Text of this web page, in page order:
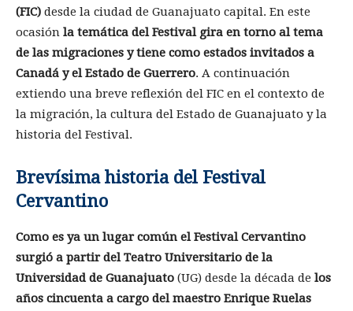
(FIC) desde la ciudad de Guanajuato capital. En este
ocasión la temática del Festival gira en torno al tema
de las migraciones y tiene como estados invitados a
Canadá y el Estado de Guerrero. A continuación
extiendo una breve reflexión del FIC en el contexto de
la migración, la cultura del Estado de Guanajuato y la
historia del Festival.
Brevísima historia del Festival
Cervantino
Como es ya un lugar común el Festival Cervantino
surgió a partir del Teatro Universitario de la
Universidad de Guanajuato (UG) desde la década de los
años cincuenta a cargo del maestro Enrique Ruelas